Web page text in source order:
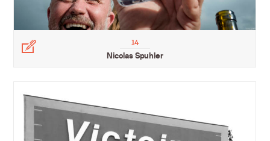
14
Nicolas Spuhler